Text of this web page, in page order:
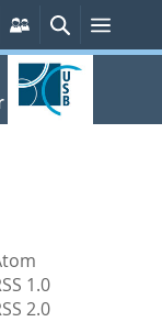
Persönliche
Services
SucheMenü
1.0
2.0